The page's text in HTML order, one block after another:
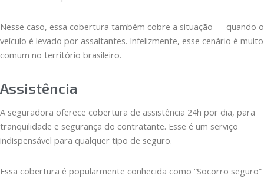
Nesse caso, essa cobertura também cobre a situação — quando o
veículo é levado por assaltantes. Infelizmente, esse cenário é muito
comum no território brasileiro.
Assistência
A seguradora oferece cobertura de assistência 24h por dia, para
tranquilidade e segurança do contratante. Esse é um serviço
indispensável para qualquer tipo de seguro.
Essa cobertura é popularmente conhecida como “Socorro seguro”